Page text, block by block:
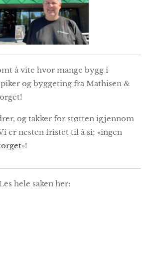
å vite hvor mange bygg i
og byggeting fra Mathisen &
og takker for støtten igjennom
er nesten fristet til å si; «ingen
»!
hele saken her: